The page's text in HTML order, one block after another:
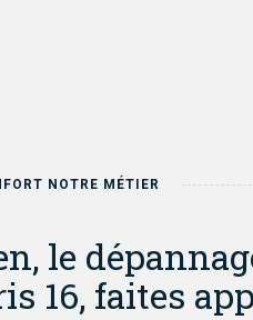
NOTRE MÉTIER
le
16, faites